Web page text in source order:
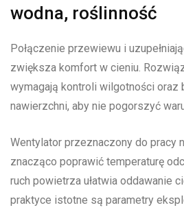
wodna, roślinność
Połączenie przewiewu i
zwiększa komfort w cieniu.
wymagają kontroli wilgotności
nawierzchni, aby nie pogorszyć
Wentylator przeznaczony do pracy
znacząco poprawić temperaturę
ruch powietrza ułatwia oddawanie
praktyce istotne są parametry